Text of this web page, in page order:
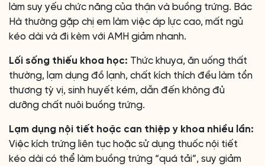
làm suy yếu chức năng của thận và buồng trứng. Bác
Hà thường gặp chị em làm việc áp lực cao, mất ngủ
kéo dài và đi kèm với AMH giảm nhanh.
Lối sống thiếu khoa học: Thức khuya, ăn uống thất
thường, lạm dụng đồ lạnh, chất kích thích đều làm tổn
thương tỳ vị, sinh huyết kém, dẫn đến không đủ
dưỡng chất nuôi buồng trứng.
Lạm dụng nội tiết hoặc can thiệp y khoa nhiều lần:
Việc kích trứng liên tục hoặc sử dụng thuốc nội tiết
kéo dài có thể làm buồng trứng “quá tải”, suy giảm